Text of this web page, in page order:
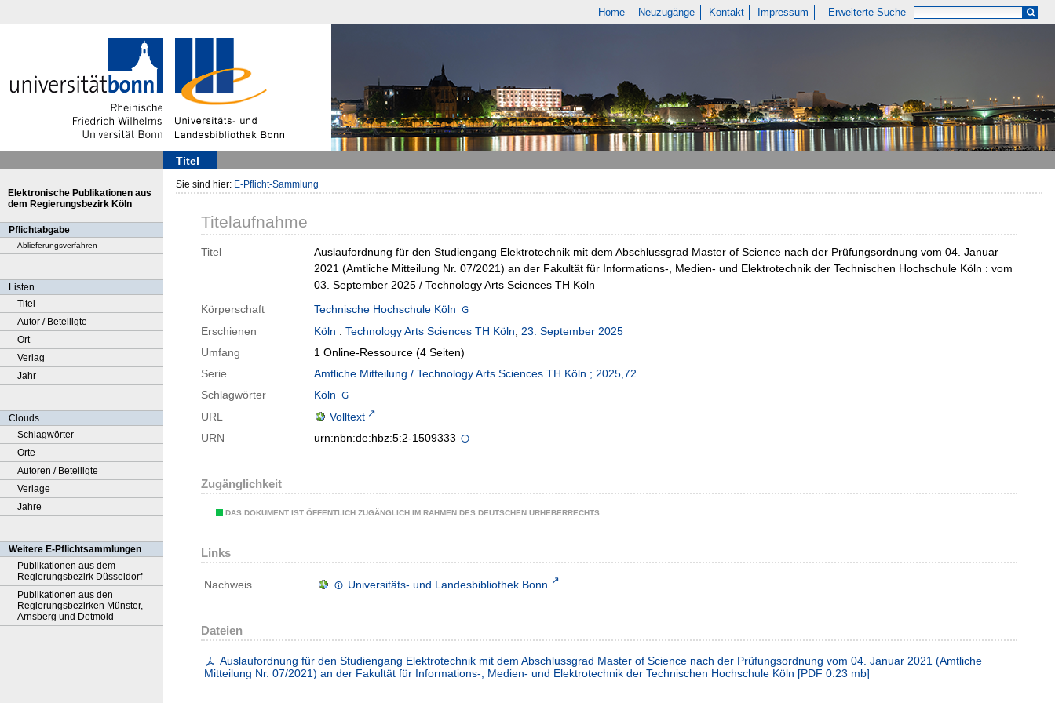
Home Neuzugänge Kontakt Impressum Erweiterte Suche
Titel
Elektronische Publikationen aus
dem Regierungsbezirk Köln
Pflichtabgabe
Ablieferungsverfahren
Listen
Titel
Autor / Beteiligte
Ort
Verlag
Jahr
Clouds
Schlagwörter
Orte
Autoren / Beteiligte
Verlage
Jahre
Weitere E-Pflichtsammlungen
Publikationen aus dem
Regierungsbezirk Düsseldorf
Publikationen aus den
Regierungsbezirken Münster,
Arnsberg und Detmold
Sie sind hier: E-Pflicht-Sammlung
Titelaufnahme
Titel
Auslaufordnung für den Studiengang Elektrotechnik mit dem Abschlussgrad Master of Science nach der Prüfungsordnung vom 04. Januar
2021 (Amtliche Mitteilung Nr. 07/2021) an der Fakultät für Informations-, Medien- und Elektrotechnik der Technischen Hochschule Köln : vom
03. September 2025 / Technology Arts Sciences TH Köln
Körperschaft
Technische Hochschule Köln
Erschienen
Köln : Technology Arts Sciences TH Köln, 23. September 2025
Umfang
1 Online-Ressource (4 Seiten)
Serie
Amtliche Mitteilung / Technology Arts Sciences TH Köln ; 2025,72
Schlagwörter
Köln
URL
Volltext
URN
urn:nbn:de:hbz:5:2-1509333
Zugänglichkeit
DAS DOKUMENT IST ÖFFENTLICH ZUGÄNGLICH IM RAHMEN DES DEUTSCHEN URHEBERRECHTS.
Links
Nachweis Universitäts- und Landesbibliothek Bonn
Dateien
Auslaufordnung für den Studiengang Elektrotechnik mit dem Abschlussgrad Master of Science nach der Prüfungsordnung vom 04. Januar 2021 (Amtliche
Mitteilung Nr. 07/2021) an der Fakultät für Informations-, Medien- und Elektrotechnik der Technischen Hochschule Köln [PDF 0.23 mb]